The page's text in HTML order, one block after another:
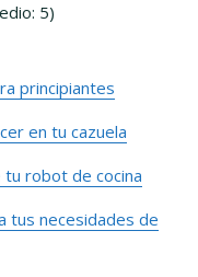
5)
principiantes
en tu cazuela
tu robot de cocina
tus necesidades de